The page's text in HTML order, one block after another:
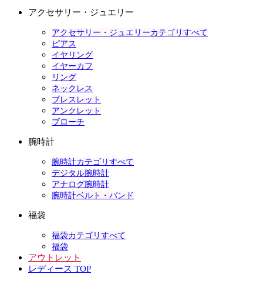
アクセサリー・ジュエリー
アクセサリー・ジュエリーカテゴリすべて
ピアス
イヤリング
イヤーカフ
リング
ネックレス
ブレスレット
アンクレット
ブローチ
腕時計
腕時計カテゴリすべて
デジタル腕時計
アナログ腕時計
腕時計ベルト・バンド
福袋
福袋カテゴリすべて
福袋
アウトレット
レディース TOP